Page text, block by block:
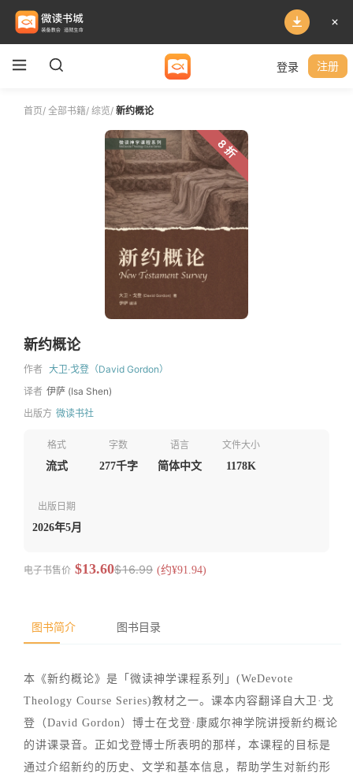
登录 注册
首页/ 全部书籍/ 综览/ 新约概论
8 折
新约概论
作者 大卫·戈登（David Gordon）
译者 伊萨 (Isa Shen)
出版方 微读书社
格式
流式
字数
277千字
语言
简体中文
文件大小
1178K
出版日期
2026年5月
电子书售价 $13.60$16.99 (约¥91.94)
图书简介 图书目录
本《新约概论》是「微读神学课程系列」(WeDevote
Theology Course Series)教材之一。课本内容翻译自大卫·戈
登（David Gordon）博士在戈登·康威尔神学院讲授新约概论
的讲课录音。正如戈登博士所表明的那样，本课程的目标是
通过介绍新约的历史、文学和基本信息，帮助学生对新约形